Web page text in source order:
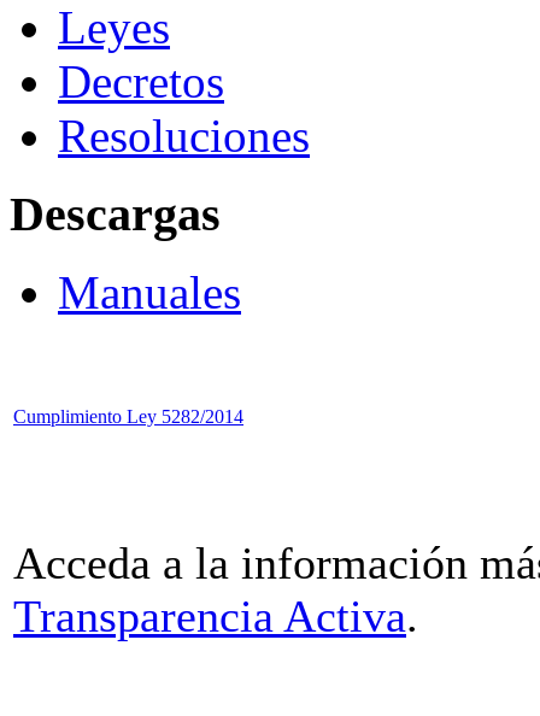
Leyes
Decretos
Resoluciones
Descargas
Manuales
Cumplimiento Ley 5282/2014
Acceda a la información
Transparencia Activa.